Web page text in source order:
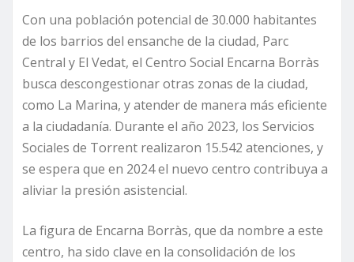
Con una población potencial de 30.000 habitantes
de los barrios del ensanche de la ciudad, Parc
Central y El Vedat, el Centro Social Encarna Borràs
busca descongestionar otras zonas de la ciudad,
como La Marina, y atender de manera más eficiente
a la ciudadanía. Durante el año 2023, los Servicios
Sociales de Torrent realizaron 15.542 atenciones, y
se espera que en 2024 el nuevo centro contribuya a
aliviar la presión asistencial.
La figura de Encarna Borràs, que da nombre a este
centro, ha sido clave en la consolidación de los